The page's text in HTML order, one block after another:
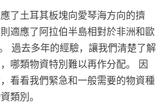
了土耳其板塊向愛琴海方向的擠
適應了阿拉伯半島相對於非洲和歐
過去多年的經驗，讓我們清楚了解
哪類物資特別難以再作分配。 因
看看我們緊急和一般需要的物資種
類別。